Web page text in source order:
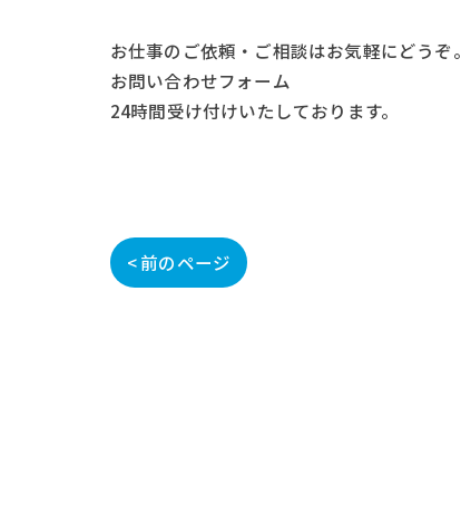
お仕事の ご依頼・ご相談はお気軽にどうぞ。
お問い合わせフォーム
24時間受け付けいたしております。
< 前のページ